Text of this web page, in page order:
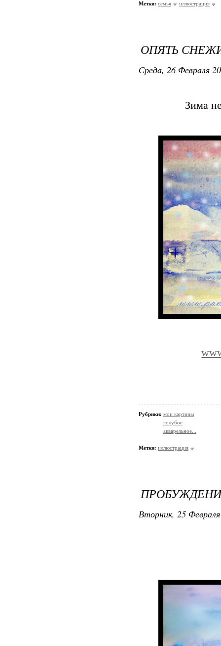
Метки: семья иллюстрация
ОПЯТЬ
Среда, 26 Февраля
Зима
Рубрики: мои картины
голубое
акварельное...
Метки: иллюстрация
Вторник, 25